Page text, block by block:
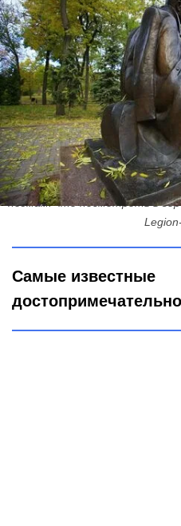
Устоял в обе Отечественные
поэмам: что посмотреть в
Самые известные